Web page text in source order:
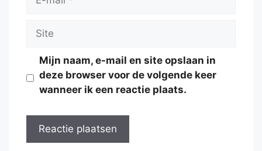
Site
Mijn naam, e-mail en site opslaan in
deze browser voor de volgende keer
wanneer ik een reactie plaats.